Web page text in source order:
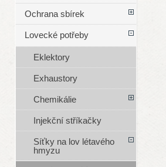
Ochrana sbírek
Lovecké potřeby
Eklektory
Exhaustory
Chemikálie
Injekční stříkačky
Síťky na lov létavého
hmyzu